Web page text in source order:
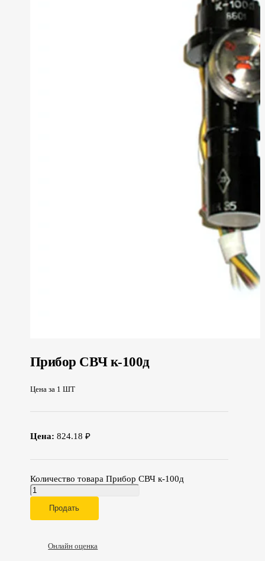
Прибор СВЧ к-100д
Цена за 1 ШТ
Цена: 824.18 ₽
Количество товара Прибор СВЧ к-100д
Продать
Онлайн оценка